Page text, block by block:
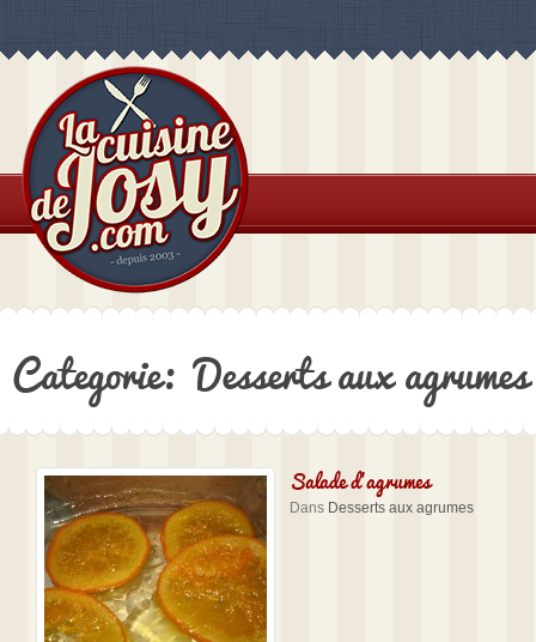
Categorie: Desserts aux agrumes
Salade d’agrumes
Dans Desserts aux agrumes